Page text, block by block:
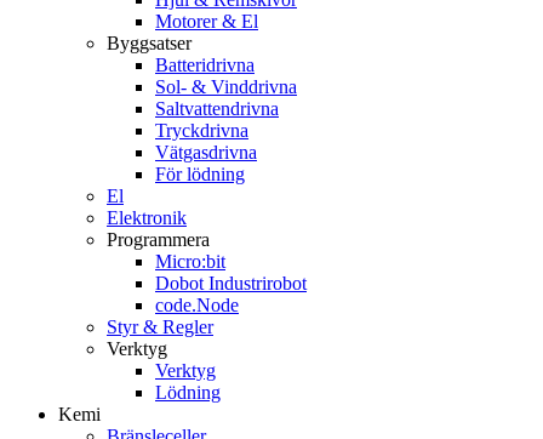
Motorer & El
Byggsatser
Batteridrivna
Sol- & Vinddrivna
Saltvattendrivna
Tryckdrivna
Vätgasdrivna
För lödning
El
Elektronik
Programmera
Micro:bit
Dobot Industrirobot
code.Node
Styr & Regler
Verktyg
Verktyg
Lödning
Kemi